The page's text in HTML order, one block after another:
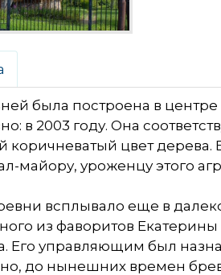
была построена в
в 2003 году. Она
цвет дерева.
майору, уроженцу этого
всплывало еще в
из фаворитов
Его управляющим был
до нынешних времен